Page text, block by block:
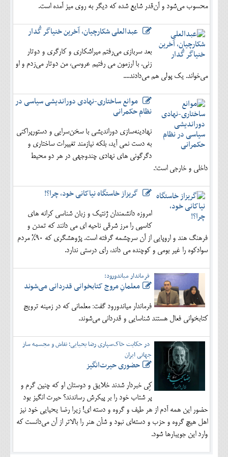
محسوب می‌شود و آن‌قدر شایع شده که دیگر به روی میز آمده است.
عبدالعلی شکارچیان، آخرین خنیاگر گُدار
بعد سربازی می‌رفتم میراشکاری و کارگری و دوتار
زنی. با ارزمون می رفتیم عروسی، من دوتار می‌زدم و او
می‌خواند. یک پولی هم می‌دادند....
موانع ساختاری-نهادی دوراندیشی سیاسی در
نظام حکمرانی
نهادینه‌سازی دوراندیشی با سخن‌سرایی و دستورپراکنی
به دست نمی آید، بلکه نیازمند تغییرات ساختاری و
دگرگونی های نهادی چندوجهی در هر دو محیط
داخلی و خارجی است؛.
گریزاز خاستگاه نیاکانی خود، چرا؟!
امروزه دانشمندان ژنتیک و زبان شناسی کرانه های
کاسپی را مرز شرقی ناحیه ای می دانند که تمدن و
فرهنگ هند و اروپایی از آن سرچشمه گرفته است. پژوهشگری که 90% مردم
سوادکوه را غیر بومی و کوچنده می داند، رای درستی ندارد.
فرماندار میاندورود:
معلمانِ مروج کتابخوانی قدردانی می‌شوند
فرماندار میاندورود گفت: معلمانی که در زمینه ترویج
کتابخوانی فعال هستند شناسایی و قدردانی می‌شوند.
در حکایت خاک‌سپاری رضا یحیایی؛ نقاش و مجسمه ساز
جهانی ایران
حضوری حیرت‌انگیز
کِی خبردار شدند خلایق و دوستان او که چنین گرم و
پر شتاب خود را بر پیکرش رساندند؟ حیرت انگیز بود
حضور این همه آدم از هر طیف و گروه و دسته ای! زیرا رضا یحیایی خود نیز
اهل هیچ گروه و حزب و دسته‌ای نبود و شأن هنر را بالاتر از آن می‌دانست که
وارد این جویبارها شود.